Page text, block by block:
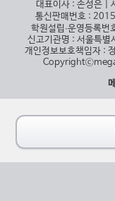
대표이사 : 손성은
통신판매번호 :
학원설립∙운영등록
신고기관명 : 서울특별
개인정보보호책임자 :